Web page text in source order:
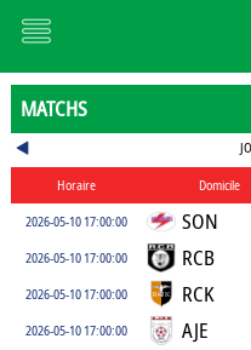
MATCHS
Horaire Domicile
2026-05-10 17:00:00
SON
2026-05-10 17:00:00 RCB
2026-05-10 17:00:00 RCK
2026-05-10 17:00:00 AJE